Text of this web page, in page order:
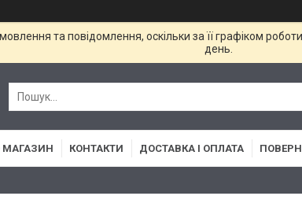
та повідомлення, оскільки за її графіком
день.
МАГАЗИН КОНТАКТИ ДОСТАВКА І ОПЛАТА